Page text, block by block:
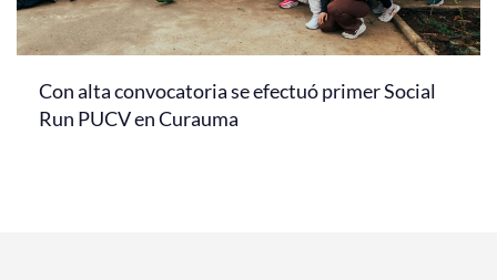
Con alta convocatoria se efectuó primer Social
Run PUCV en Curauma